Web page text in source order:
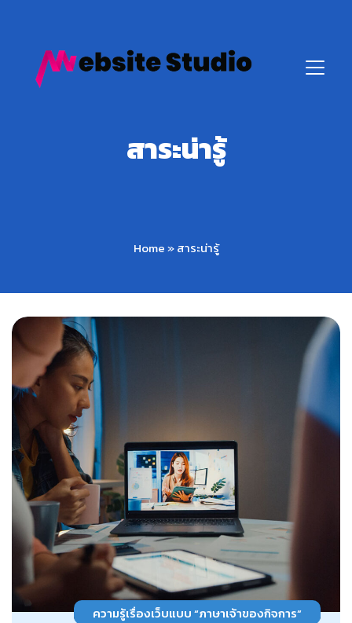
สาระน่ารู้
Home»สาระน่ารู้
ความรู้เรื่องเว็บแบบ “ภาษาเจ้าของกิจการ”